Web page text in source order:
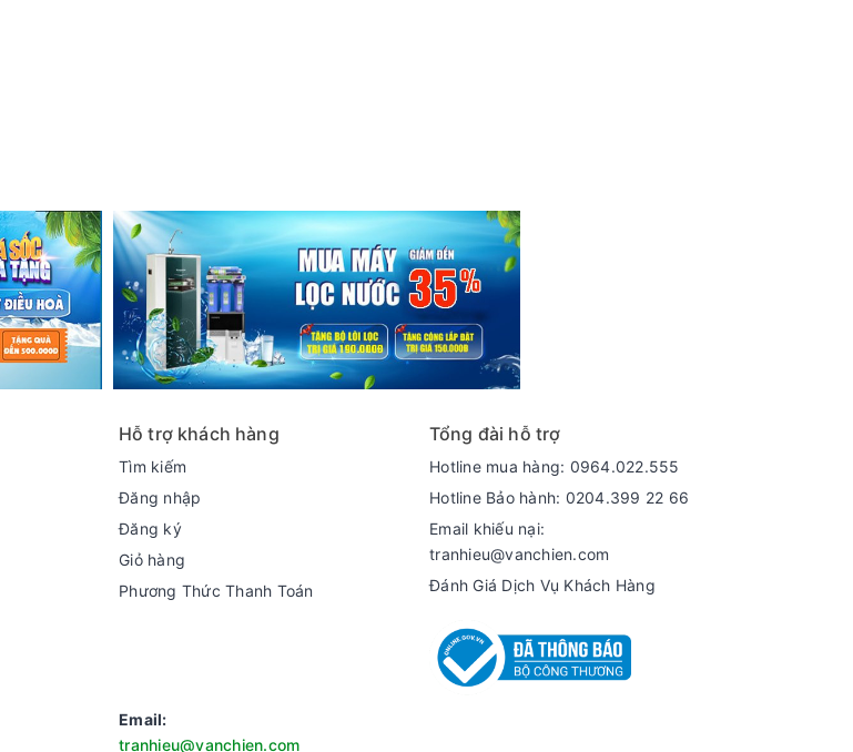
Hỗ trợ khách hàng
Tìm kiếm
Đăng nhập
Đăng ký
Giỏ hàng
Phương Thức Thanh Toán
Tổng đài hỗ trợ
Hotline mua hàng: 0964.022.555
Hotline Bảo hành: 0204.399 22 66
Email khiếu nại:
tranhieu@vanchien.com
Đánh Giá Dịch Vụ Khách Hàng
Email:
tranhieu@vanchien.com